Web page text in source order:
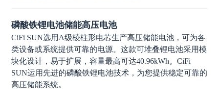
磷酸铁锂电池储能高压电池
CiFi SUN选用A级棱柱形电芯生产高压储能电池，可为各
类设备或系统提供可靠的电源。这款可堆叠锂电池采用模
块化设计，易于扩展，容量最高可达40.96kWh。CiFi
SUN运用先进的磷酸铁锂电池技术，为您提供稳定可靠的
高压储能系统。